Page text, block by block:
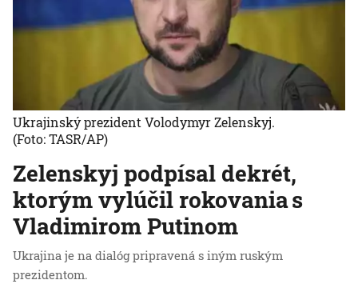
Zelenskyj podpísal dekrét,
ktorým vylúčil rokovania s
Vladimirom Putinom
Ukrajina je na dialóg pripravená s iným ruským
prezidentom.
Ukrajinský prezident Volodymyr Zelenskyj.
(Foto: TASR/AP)